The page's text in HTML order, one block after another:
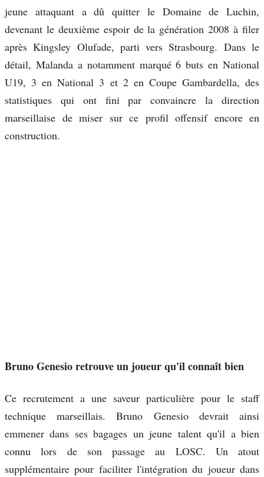
jeune attaquant a dû quitter le Domaine de Luchin,
devenant le deuxième espoir de la génération 2008 à filer
après Kingsley Olufade, parti vers Strasbourg. Dans le
détail, Malanda a notamment marqué 6 buts en National
U19, 3 en National 3 et 2 en Coupe Gambardella, des
statistiques qui ont fini par convaincre la direction
marseillaise de miser sur ce profil offensif encore en
construction.
Bruno Genesio retrouve un joueur qu'il connaît bien
Ce recrutement a une saveur particulière pour le staff
technique marseillais. Bruno Genesio devrait ainsi
emmener dans ses bagages un jeune talent qu'il a bien
connu lors de son passage au LOSC. Un atout
supplémentaire pour faciliter l'intégration du joueur dans